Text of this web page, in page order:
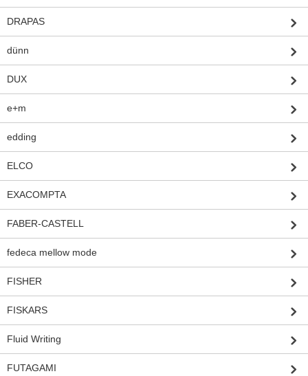
DRAPAS
dünn
DUX
e+m
edding
ELCO
EXACOMPTA
FABER-CASTELL
fedeca mellow mode
FISHER
FISKARS
Fluid Writing
FUTAGAMI